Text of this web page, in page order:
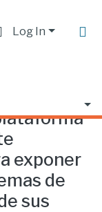
Log In
exponer
de
sus